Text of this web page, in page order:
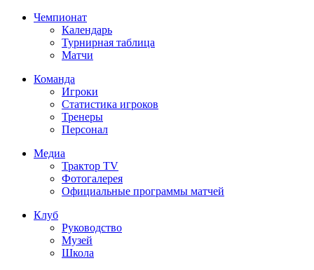
Чемпионат
Календарь
Турнирная таблица
Матчи
Команда
Игроки
Статистика игроков
Тренеры
Персонал
Медиа
Трактор TV
Фотогалерея
Официальные программы матчей
Клуб
Руководство
Музей
Школа